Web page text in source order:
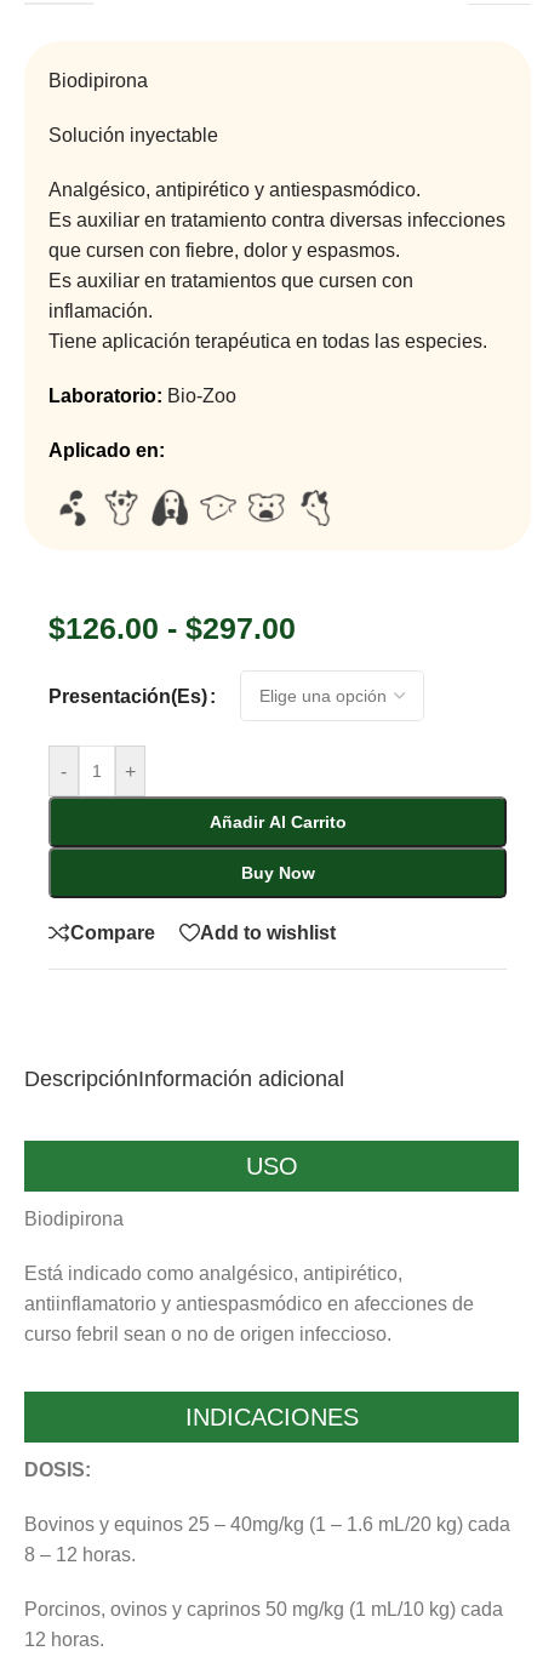
Biodipirona
Solución inyectable
Analgésico, antipirético y antiespasmódico.
Es auxiliar en tratamiento contra diversas infecciones
que cursen con fiebre, dolor y espasmos.
Es auxiliar en tratamientos que cursen con
inflamación.
Tiene aplicación terapéutica en todas las especies.
Laboratorio: Bio-Zoo
Aplicado en:
$126.00 - $297.00
Presentación(es)
- +
Añadir Al Carrito
Buy Now
Compare Add to wishlist
DescripciónInformación adicional
USO
Biodipirona
Está indicado como analgésico, antipirético,
antiinflamatorio y antiespasmódico en afecciones de
curso febril sean o no de origen infeccioso.
INDICACIONES
DOSIS:
Bovinos y equinos 25 – 40mg/kg (1 – 1.6 mL/20 kg) cada
8 – 12 horas.
Porcinos, ovinos y caprinos 50 mg/kg (1 mL/10 kg) cada
12 horas.